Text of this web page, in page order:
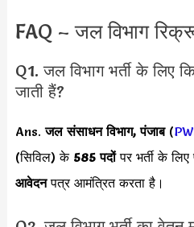
FAQ – जल विभाग
Q1. जल विभाग भर्ती के लिए
जाती हैं?
Ans.जल संसाधन विभाग, पंजाब(
(सिविल) के 585 पदोंपर भर्ती के लिए
आवेदनपत्र आमंत्रित करता है।